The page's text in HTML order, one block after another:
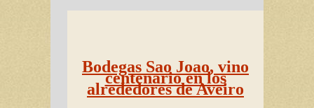
Bodegas Sao Joao, vino
centenario en los
alrededores de Aveiro